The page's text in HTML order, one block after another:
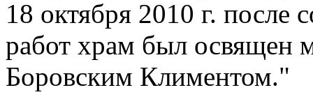
18 октября 2010 г. после
работ храм был освящен
Боровским Климентом."